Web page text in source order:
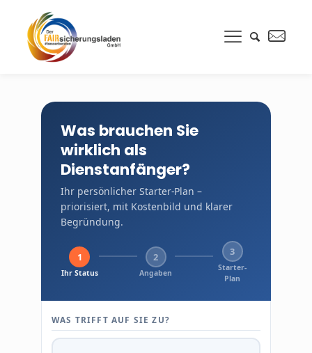
Was brauchen Sie
wirklich als
Dienstanfänger?
Ihr persönlicher Starter-Plan –
priorisiert, mit Kostenbild und klarer
Begründung.
1
Ihr Status
2
Angaben
3
Starter-
Plan
WAS TRIFFT AUF SIE ZU?